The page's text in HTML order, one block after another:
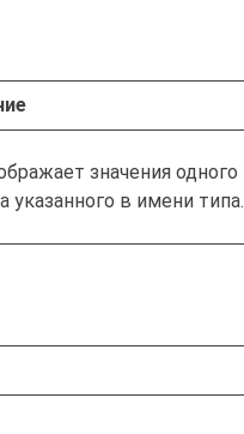
значения одного
указанного в имени типа.